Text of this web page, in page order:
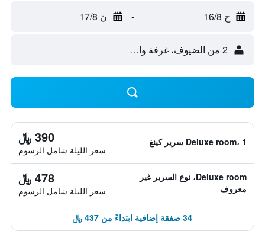
ح 16/8 - ن 17/8
2 من الضيوف، غرفة واحدة
Deluxe room، 1 سرير كينغ 390 ﷼
سعر الليلة شامل الرسوم
Deluxe room، نوع السرير غير
معروف
478 ﷼
سعر الليلة شامل الرسوم
34 صفقة إضافية ابتداءً من 437 ﷼